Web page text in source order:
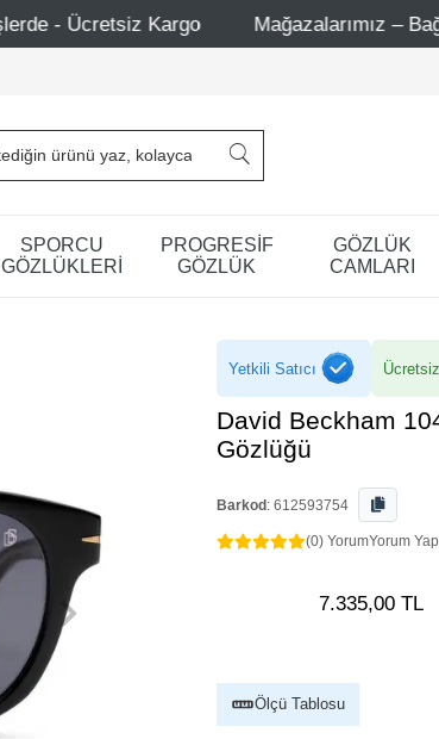
Mağazalarımız – Bağdat Caddesi 1 - Bağdat
SPORCU
GÖZLÜKLERİ
PROGRESİF
GÖZLÜK
GÖZLÜK
CAMLARI
Yetkili Satıcı
David Beckham
Gözlüğü
Barkod : 612593754
(0) YorumYorum Yap
7.335,00 TL
Ölçü Tablosu